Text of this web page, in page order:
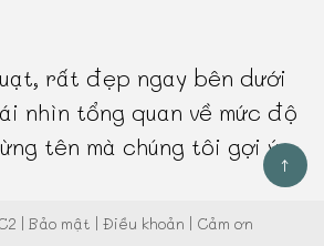
rất đẹp ngay bên dưới
nhìn tổng quan về mức độ
tên mà chúng tôi gợi ý:
↑
| Bảo mật | Điều khoản | Cảm ơn